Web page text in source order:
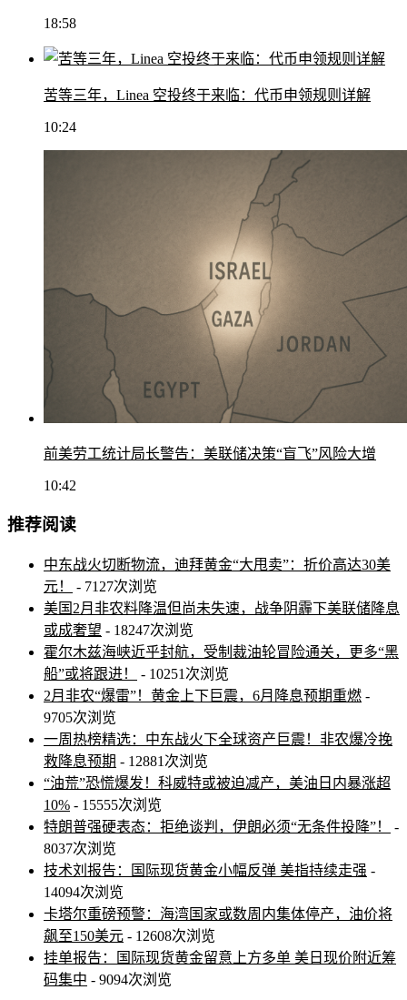
18:58
苦等三年，Linea 空投终于来临：代币申领规则详解
10:24
前美劳工统计局长警告：美联储决策“盲飞”风险大增
10:42
推荐阅读
中东战火切断物流，迪拜黄金“大甩卖”：折价高达30美
元！
- 7127次浏览
美国2月非农料降温但尚未失速，战争阴霾下美联储降息
或成奢望 - 18247次浏览
霍尔木兹海峡近乎封航，受制裁油轮冒险通关，更多“黑
船”或将跟进！
- 10251次浏览
2月非农“爆雷”！黄金上下巨震，6月降息预期重燃 -
9705次浏览
一周热榜精选：中东战火下全球资产巨震！非农爆冷挽
救降息预期 - 12881次浏览
“油荒”恐慌爆发！科威特或被迫减产，美油日内暴涨超
10% - 15555次浏览
特朗普强硬表态：拒绝谈判，伊朗必须“无条件投降”！
-
8037次浏览
技术刘报告：国际现货黄金小幅反弹 美指持续走强 -
14094次浏览
卡塔尔重磅预警：海湾国家或数周内集体停产，油价将
飙至150美元 - 12608次浏览
挂单报告：国际现货黄金留意上方多单 美日现价附近筹
码集中 - 9094次浏览